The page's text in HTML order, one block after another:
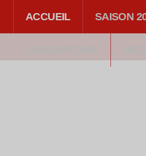
ACCUEIL SAISON